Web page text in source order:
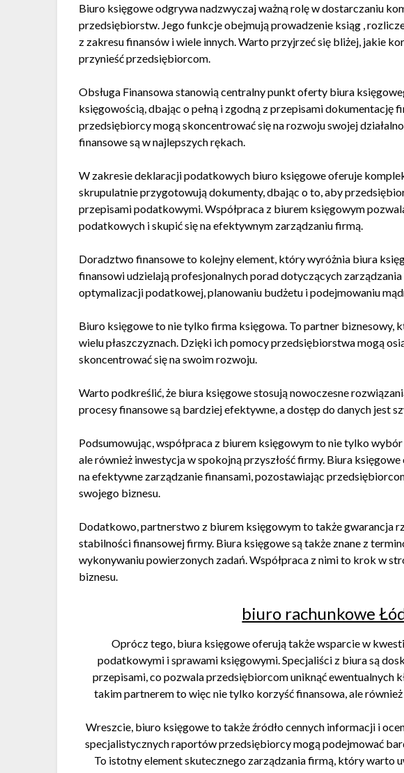
Biuro księgowe odgrywa nadzwyczaj ważną rolę w dostarczaniu
przedsiębiorstw. Jego funkcje obejmują prowadzenie ksiąg ,
z zakresu finansów i wiele innych. Warto przyjrzeć się bliżej, jakie
przynieść przedsiębiorcom.
Obsługa Finansowa stanowią centralny punkt oferty biura
księgowością, dbając o pełną i zgodną z przepisami dokumentację
przedsiębiorcy mogą skoncentrować się na rozwoju swojej
finansowe są w najlepszych rękach.
W zakresie deklaracji podatkowych biuro księgowe oferuje
skrupulatnie przygotowują dokumenty, dbając o to, aby
przepisami podatkowymi. Współpraca z biurem księgowym
podatkowych i skupić się na efektywnym zarządzaniu firmą.
Doradztwo finansowe to kolejny element, który wyróżnia biura
finansowi udzielają profesjonalnych porad dotyczących
optymalizacji podatkowej, planowaniu budżetu i podejmowaniu
Biuro księgowe to nie tylko firma księgowa. To partner biznesowy,
wielu płaszczyznach. Dzięki ich pomocy przedsiębiorstwa mogą
skoncentrować się na swoim rozwoju.
Warto podkreślić, że biura księgowe stosują nowoczesne
procesy finansowe są bardziej efektywne, a dostęp do danych jest
Podsumowując, współpraca z biurem księgowym to nie tylko
ale również inwestycja w spokojną przyszłość firmy. Biura księgowe
na efektywne zarządzanie finansami, pozostawiając
swojego biznesu.
Dodatkowo, partnerstwo z biurem księgowym to także gwarancja
stabilności finansowej firmy. Biura księgowe są także znane z
wykonywaniu powierzonych zadań. Współpraca z nimi to krok w
biznesu.
biuro rachunkowe
Oprócz tego, biura księgowe oferują także wsparcie w
podatkowymi i sprawami księgowymi. Specjaliści z biura są
przepisami, co pozwala przedsiębiorcom uniknąć ewentualnych
takim partnerem to więc nie tylko korzyść finansowa, ale
Wreszcie, biuro księgowe to także źródło cennych informacji i
specjalistycznych raportów przedsiębiorcy mogą podejmować
To istotny element skutecznego zarządzania firmą, który warto